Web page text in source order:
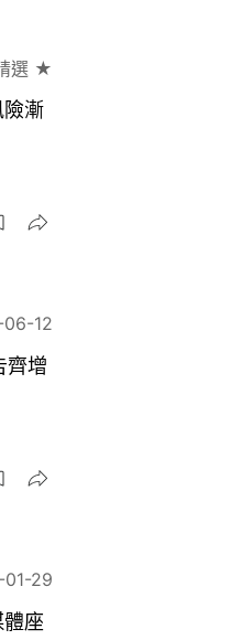
選 ★
漸
12
齊增
29
座